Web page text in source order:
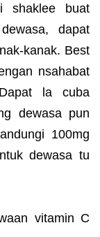
shaklee buat
dapat
kanak. Best
nsahabat
la cuba
dewasa pun
100mg
dewasa tu
vitamin C